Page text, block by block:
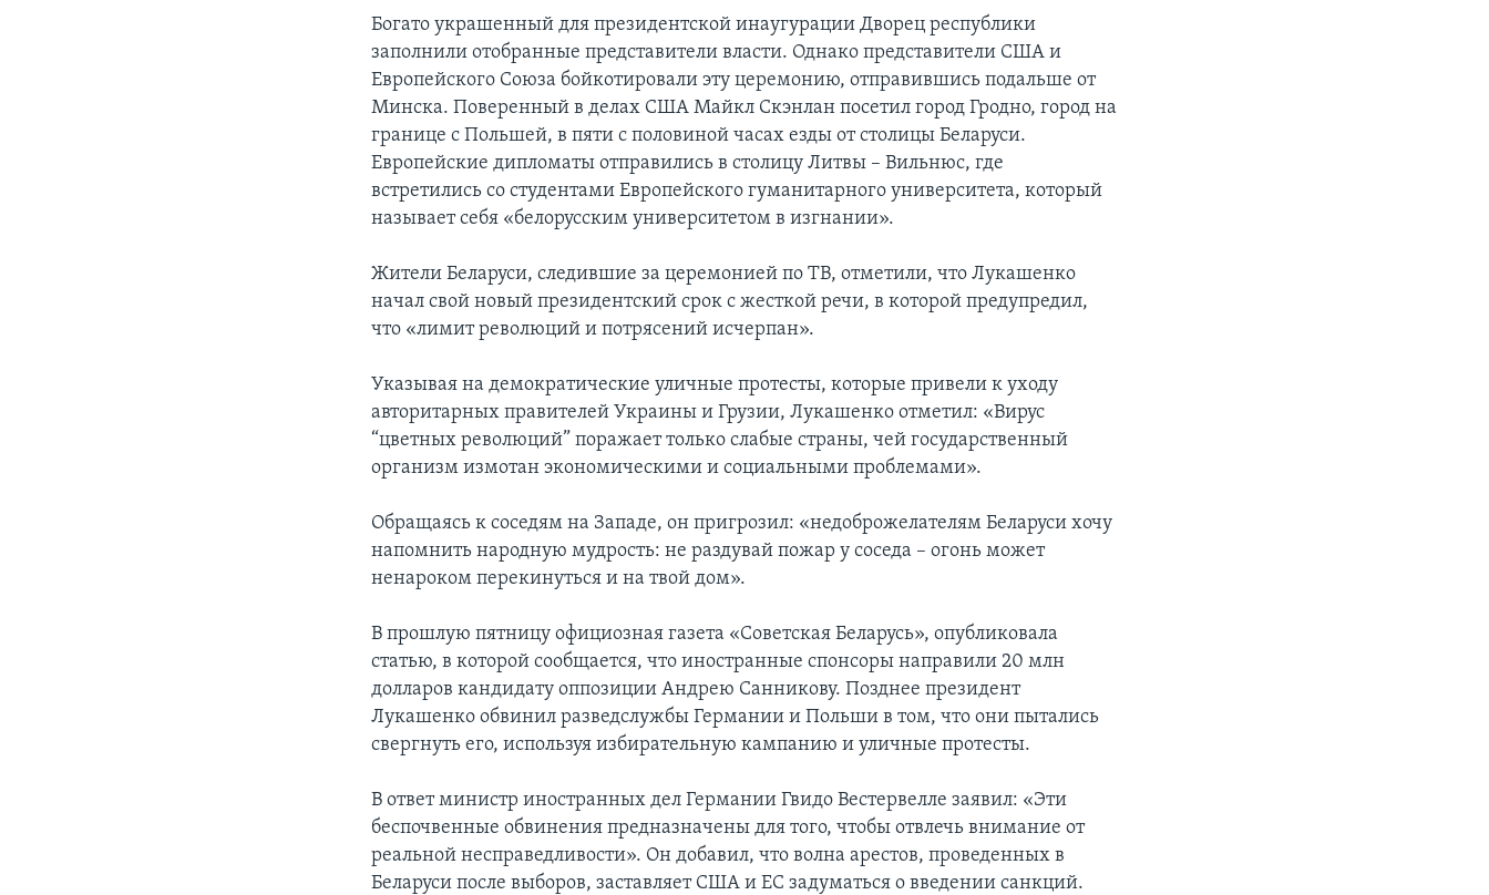
Богато украшенный для президентской инаугурации Дворец республики
заполнили отобранные представители власти. Однако представители США и
Европейского Союза бойкотировали эту церемонию, отправившись подальше от
Минска. Поверенный в делах США Майкл Скэнлан посетил город Гродно, город на
границе с Польшей, в пяти с половиной часах езды от столицы Беларуси.
Европейские дипломаты отправились в столицу Литвы – Вильнюс, где
встретились со студентами Европейского гуманитарного университета, который
называет себя «белорусским университетом в изгнании».
Жители Беларуси, следившие за церемонией по ТВ, отметили, что Лукашенко
начал свой новый президентский срок с жесткой речи, в которой предупредил,
что «лимит революций и потрясений исчерпан».
Указывая на демократические уличные протесты, которые привели к уходу
авторитарных правителей Украины и Грузии, Лукашенко отметил: «Вирус
“цветных революций” поражает только слабые страны, чей государственный
организм измотан экономическими и социальными проблемами».
Обращаясь к соседям на Западе, он пригрозил: «недоброжелателям Беларуси хочу
напомнить народную мудрость: не раздувай пожар у соседа – огонь может
ненароком перекинуться и на твой дом».
В прошлую пятницу официозная газета «Советская Беларусь», опубликовала
статью, в которой сообщается, что иностранные спонсоры направили 20 млн
долларов кандидату оппозиции Андрею Санникову. Позднее президент
Лукашенко обвинил разведслужбы Германии и Польши в том, что они пытались
свергнуть его, используя избирательную кампанию и уличные протесты.
В ответ министр иностранных дел Германии Гвидо Вестервелле заявил: «Эти
беспочвенные обвинения предназначены для того, чтобы отвлечь внимание от
реальной несправедливости». Он добавил, что волна арестов, проведенных в
Беларуси после выборов, заставляет США и ЕС задуматься о введении санкций.